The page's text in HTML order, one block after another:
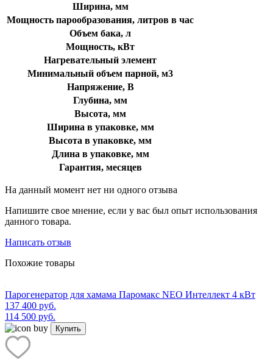
Ширина, мм
Мощность парообразования, литров в час
Объем бака, л
Мощность, кВт
Нагревательный элемент
Минимальный объем парной, м3
Напряжение, В
Глубина, мм
Высота, мм
Ширина в упаковке, мм
Высота в упаковке, мм
Длина в упаковке, мм
Гарантия, месяцев
На данный момент нет ни одного отзыва
Напишите свое мнение, если у вас был опыт использования
данного товара.
Написать отзыв
Похожие товары
Парогенератор для хамама Паромакс NEO Интеллект 4 кВт
137 400 руб.
114 500 руб.
Купить